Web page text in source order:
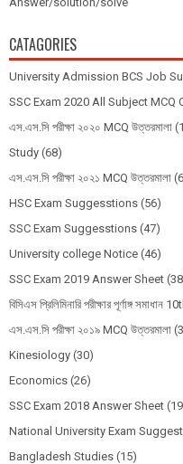
CATAGORIES
University Admission BCS Job
SSC Exam 2020 All Subject
এস.এস.সি পরীক্ষা ২০২০ MCQ উত্তরমালা
Study (68)
এস.এস.সি পরীক্ষা ২০২১ MCQ উত্তরমালা
HSC Exam Suggesstions (56)
SSC Exam Suggesstions (47)
University college Notice (46)
SSC Exam 2019 Answer Sheet
বিসিএস প্রিলিমিনারি পরীক্ষার পূর্ণাঙ্গ
এস.এস.সি পরীক্ষা ২০১৯ MCQ উত্তরমালা
Kinesiology (30)
Economics (26)
SSC Exam 2018 Answer Sheet
National University Exam
Bangladesh Studies (15)